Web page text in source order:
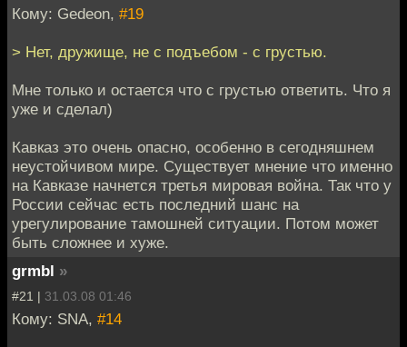
Кому: Gedeon, #19
> Нет, дружище, не с подъебом - с грустью.
Мне только и остается что с грустью ответить. Что я
уже и сделал)
Кавказ это очень опасно, особенно в сегодняшнем
неустойчивом мире. Существует мнение что именно
на Кавказе начнется третья мировая война. Так что у
России сейчас есть последний шанс на
урегулирование тамошней ситуации. Потом может
быть сложнее и хуже.
grmbl »
#21 | 31.03.08 01:46
Кому: SNA, #14